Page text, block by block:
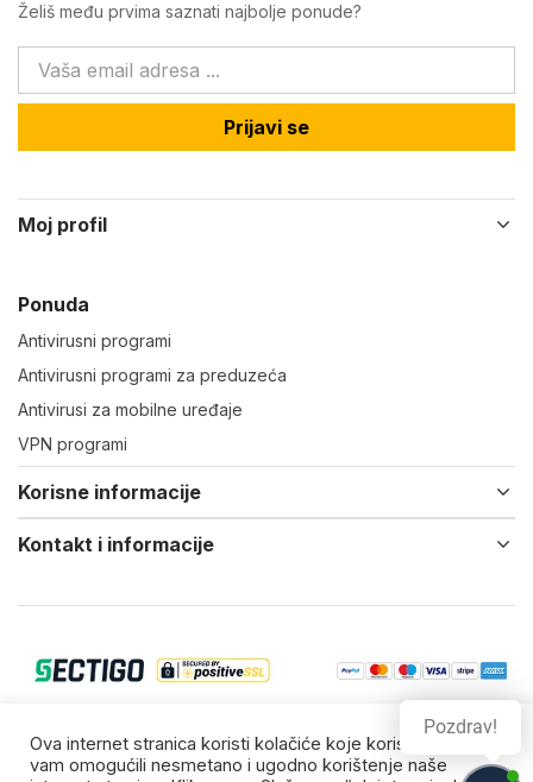
Želiš među prvima saznati najbolje ponude?
Prijavi se
Moj profil
Ponuda
Antivirusni programi
Antivirusni programi za preduzeća
Antivirusi za mobilne uređaje
VPN programi
Korisne informacije
Kontakt i informacije
© 2022-24 Virtual IT d.o.o. Vsa prava zadržana.
Ova internet stranica koristi kolačiće koje koristimo da bi
vam omogućili nesmetano i ugodno korištenje naše
Pozdrav!